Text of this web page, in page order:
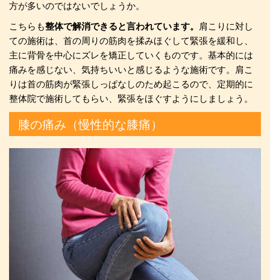
方が多いのではないでしょうか。
こちらも整体で解消できると言われています。
肩こりに対し
ての施術は、首の周りの筋肉を揉みほぐして緊張を緩和し、
主に背骨を中心にズレを矯正していくものです。基本的には
痛みを感じない、気持ちいいと感じるような施術です。肩こ
りは首の筋肉が緊張しっぱなしのため起こるので、定期的に
整体院で施術してもらい、緊張をほぐすようにしましょう。
膝の痛み（慢性的な膝痛）